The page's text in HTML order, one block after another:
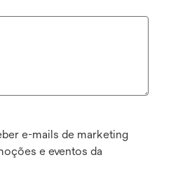
e-mails de marketing
e eventos da